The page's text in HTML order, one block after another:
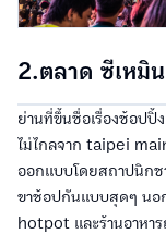
2.ตลาด ซีเหมิ
ย่านที่ขึ้นชื่อเรื่องช้อปปิ้
ไม่ไกลจาก taipei
ออกแบบโดยสถาปนิก
ขาช้อปกันแบบสุดๆ นอ
hotpot และร้านอาหา